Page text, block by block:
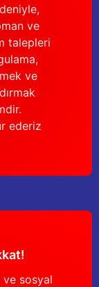
(Muşetler)
ve
talepleri
ve
ederiz
ve sosyal